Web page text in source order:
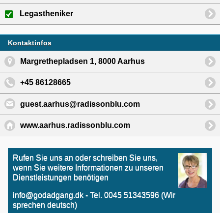
Legastheniker
Kontaktinfos
Margrethepladsen 1, 8000 Aarhus
+45 86128665
guest.aarhus@radissonblu.com
www.aarhus.radissonblu.com
Rufen Sie uns an oder schreiben Sie uns,
wenn Sie weitere Informationen zu unseren
Dienstleistungen benötigen
info@godadgang.dk - Tel. 0045 51343596 (Wir
sprechen deutsch)